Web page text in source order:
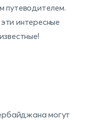
путеводителем.
интересные
могут